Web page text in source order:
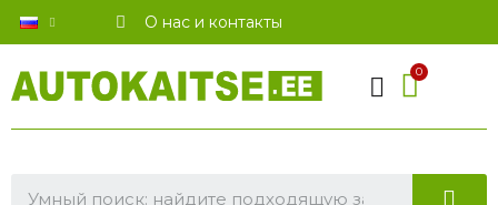
О нас и контакты